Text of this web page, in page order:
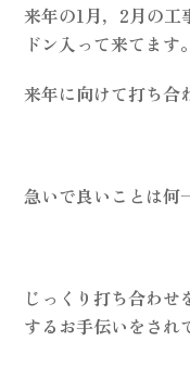
来年の1月，2月の工
ドン入って来てます。
来年に向けて打ち合
急いで良いことは何
じっくり打ち合わせ
するお手伝いをされ